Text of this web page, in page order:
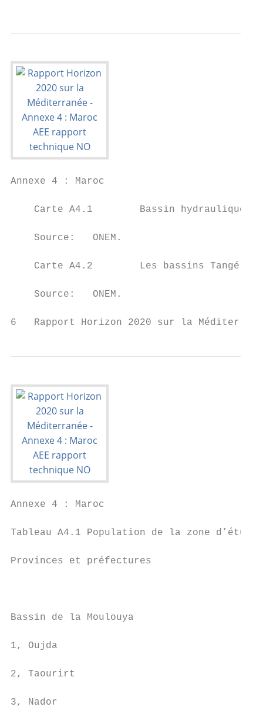
Annexe 4 : Maroc
Carte A4.1        Bassin hydraulique
    Source:   ONEM.
Carte A4.2        Les bassins
    Source:   ONEM.
6   Rapport Horizon 2020 sur la
Annexe 4 : Maroc
Tableau A4.1 Population de la zone d’étude
Provinces et préfectures
Bassin de la Moulouya
1, Oujda
2, Taourirt
3, Nador